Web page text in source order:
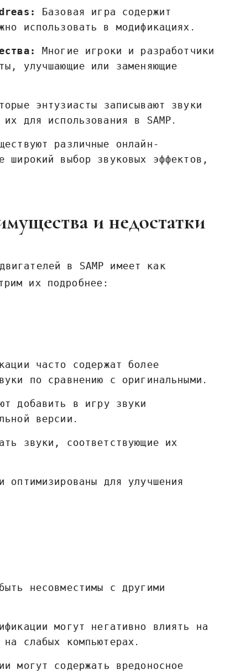
Базовая игра содержит
использовать в модификациях․
Многие игроки и разработчики
улучшающие или заменяющие
энтузиасты записывают звуки
для использования в SAMP․
различные онлайн-
широкий выбор звуковых эффектов‚
и недостатки
в SAMP имеет как
их подробнее:
часто содержат более
по сравнению с оригинальными․
добавить в игру звуки
версии․
звуки‚ соответствующие их
оптимизированы для улучшения
несовместимы с другими
могут негативно влиять на
слабых компьютерах․
могут содержать вредоносное